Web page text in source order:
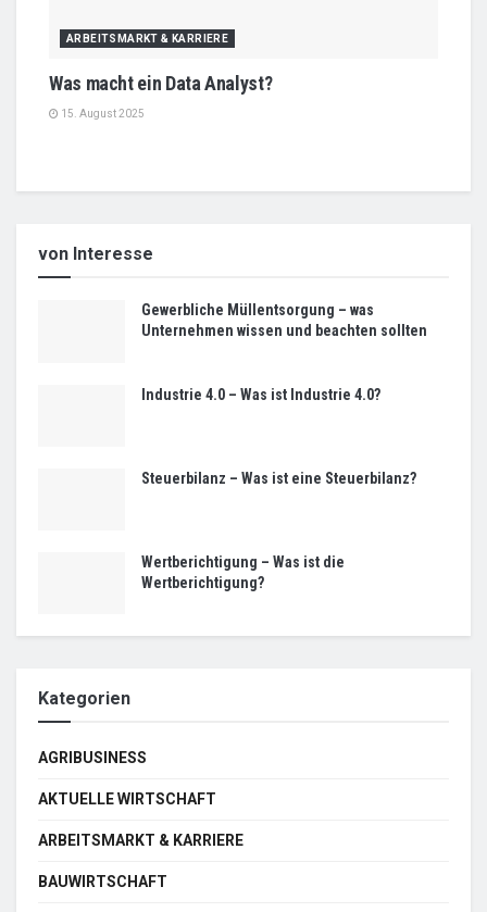
ARBEITSMARKT & KARRIERE
Was macht ein Data Analyst?
15. August 2025
von Interesse
Gewerbliche Müllentsorgung – was
Unternehmen wissen und beachten sollten
Industrie 4.0 – Was ist Industrie 4.0?
Steuerbilanz – Was ist eine Steuerbilanz?
Wertberichtigung – Was ist die
Wertberichtigung?
Kategorien
AGRIBUSINESS
AKTUELLE WIRTSCHAFT
ARBEITSMARKT & KARRIERE
BAUWIRTSCHAFT